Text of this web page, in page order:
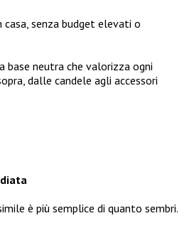
casa, senza budget elevati o
base neutra che valorizza ogni
dalle candele agli accessori
è più semplice di quanto sembri.